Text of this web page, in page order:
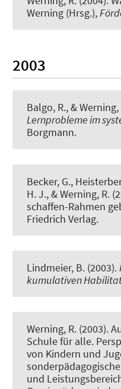
Werning (Hrsg.),
2003
Balgo, R., & Werning,
Lernprobleme im
Borgmann.
Becker, G.,
H. J., & Werning, R.
schaffen-Rahmen
Friedrich Verlag.
Lindmeier, B. (2003).
kumulativen
Werning, R. (2003).
Schule für alle.
von Kindern und
und